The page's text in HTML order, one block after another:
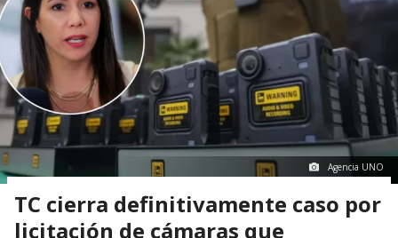
Agencia UNO
TC cierra definitivamente caso por
licitación de cámaras que